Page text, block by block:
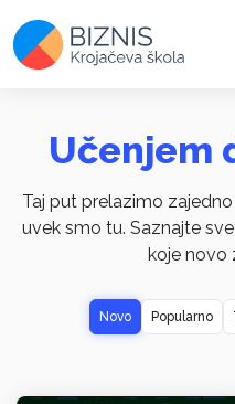
Učenjem
Taj put prelazimo
uvek smo tu. Saznajte
koje novo
Novo Popularno